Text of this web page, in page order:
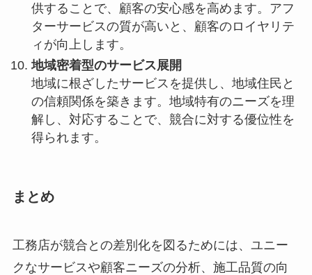
供することで、顧客の安心感を高めます。アフ
ターサービスの質が高いと、顧客のロイヤリテ
ィが向上します。
地域密着型のサービス展開
地域に根ざしたサービスを提供し、地域住民と
の信頼関係を築きます。地域特有のニーズを理
解し、対応することで、競合に対する優位性を
得られます。
まとめ
工務店が競合との差別化を図るためには、ユニー
クなサービスや顧客ニーズの分析、施工品質の向